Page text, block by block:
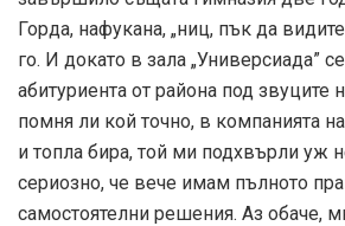
Горда, нафукана, „ниц, пък да
го. И докато в зала „Универсиада”
абитуриента от района под звуците
помня ли кой точно, в компанията
и топла бира, той ми подхвърли уж
сериозно, че вече имам пълното
самостоятелни решения. Аз обаче,